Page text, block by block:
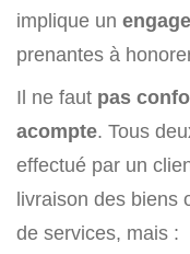
implique un
prenantes à
Il ne faut pas
acompte. Tous
effectué par un
livraison des biens
de services, mais :